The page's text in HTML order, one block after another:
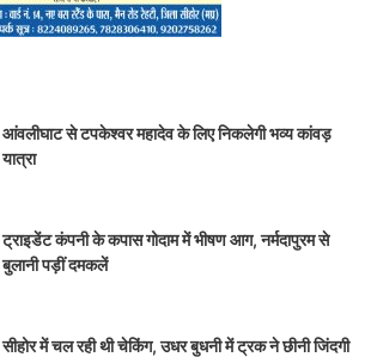
आंवलीघाट से टपकेश्वर महादेव के लिए निकलेगी भव्य कांवड़
यात्रा
ट्राइडेंट कंपनी के कपास गोदाम में भीषण आग, नर्मदापुरम से
बुलानी पड़ीं दमकलें
सीहोर में चल रही थी चेकिंग, उधर बुधनी में ट्रक ने छीनी जिंदगी